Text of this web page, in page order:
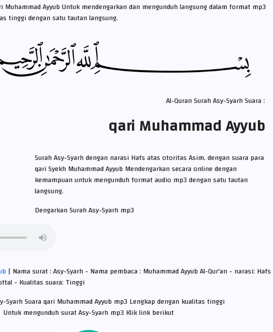
Muhammad Ayyub Untuk mendengarkan dan mengunduh langsung dalam format mp3
tinggi dengan satu tautan langsung.
Al-Quran Surah Asy-Syarh Suara :
qari Muhammad Ayyub
Surah Asy-Syarh dengan narasi Hafs atas otoritas Asim, dengan suara para
qari Syekh Muhammad Ayyub Mendengarkan secara online dengan
kemampuan untuk mengunduh format audio mp3 dengan satu tautan
langsung.
Dengarkan Surah Asy-Syarh mp3
| Nama surat : Asy-Syarh - Nama pembaca : Muhammad Ayyub Al-Qur'an - narasi: Hafs
- Kualitas suara: Tinggi
Syarh Suara qari Muhammad Ayyub mp3 Lengkap dengan kualitas tinggi
Untuk mengunduh surat Asy-Syarh mp3 Klik link berikut